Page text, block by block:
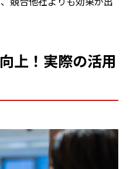
上！実際の活用